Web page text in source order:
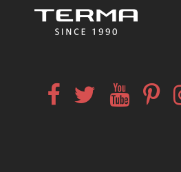
FacebookTwitter YouTube